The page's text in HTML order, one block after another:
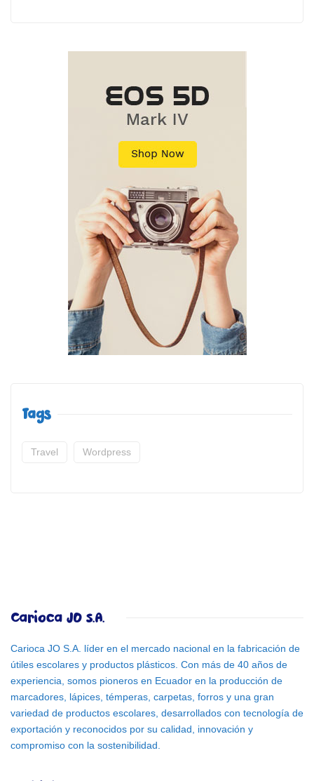
Tags
Travel Wordpress
Carioca JO S.A.
Carioca JO S.A. líder en el mercado nacional en la fabricación de
útiles escolares y productos plásticos. Con más de 40 años de
experiencia, somos pioneros en Ecuador en la producción de
marcadores, lápices, témperas, carpetas, forros y una gran
variedad de productos escolares, desarrollados con tecnología de
exportación y reconocidos por su calidad, innovación y
compromiso con la sostenibilidad.